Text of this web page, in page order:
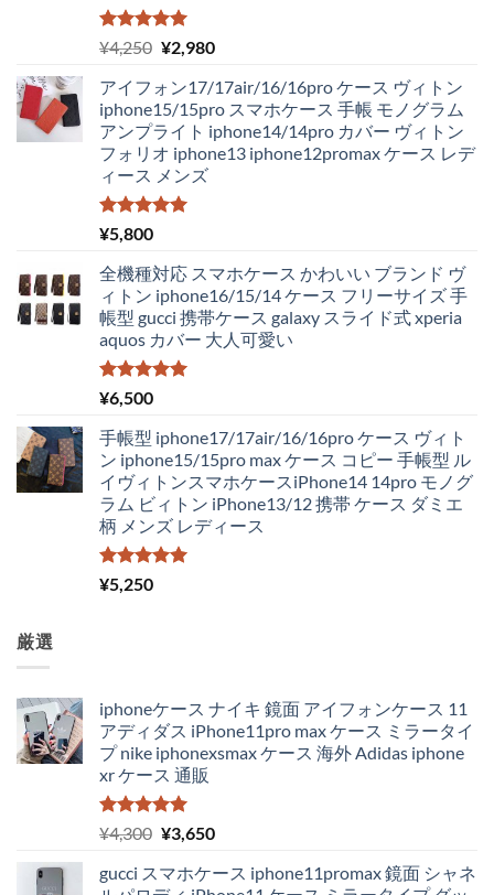
5段階中
5.00
の評価
¥4,250 元
価
格
は
¥4,250
で
し
¥2,980現
の
価
格
は
アイフォン17/17air/16/16pro ケース ヴィトン
iphone15/15pro スマホケース 手帳 モノグラム
アンプライト iphone14/14pro カバー ヴィトン
フォリオ iphone13 iphone12promax ケース レデ
ィース メンズ
5段階中
5.00
¥5,800
全機種対応 スマホケース かわいい ブランド ヴ
ィトン iphone16/15/14 ケース フリーサイズ 手
帳型 gucci 携帯ケース galaxy スライド式 xperia
aquos カバー 大人可愛い
5段階中
5.00
¥6,500
手帳型 iphone17/17air/16/16pro ケース ヴィト
ン iphone15/15pro max ケース コピー 手帳型 ル
イヴィトンスマホケースiPhone14 14pro モノグ
ラム ビィトン iPhone13/12 携帯 ケース ダミエ
柄 メンズ レディース
5段階中
5.00
¥5,250
厳選
iphoneケース ナイキ 鏡面 アイフォンケース 11
アディダス iPhone11pro max ケース ミラータイ
プ nike iphonexsmax ケース 海外 Adidas iphone
xr ケース 通販
5段階中
5.00
の評価
¥4,300 元
価
¥3,650現
の
gucci スマホケース iphone11promax 鏡面 シャネ